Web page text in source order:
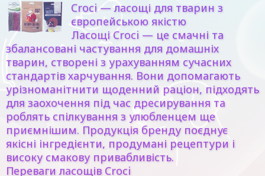
Croci — ласощі для тварин з
європейською якістю
Ласощі Croci — це смачні та
збалансовані частування для домашніх
тварин, створені з урахуванням сучасних
стандартів харчування. Вони допомагають
урізноманітнити щоденний раціон, підходять
для заохочення під час дресирування та
роблять спілкування з улюбленцем ще
приємнішим. Продукція бренду поєднує
якісні інгредієнти, продумані рецептури і
високу смакову привабливість.
Переваги ласощів Croci